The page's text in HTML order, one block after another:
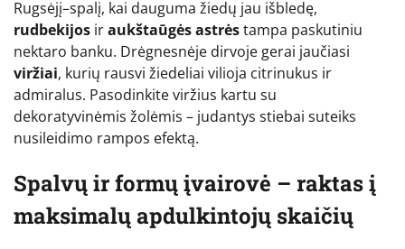
Rugsėjį–spalį, kai dauguma žiedų jau išbledę,
rudbekijos iraukštaūgės astrėstampa paskutiniu
nektaro banku. Drėgnesnėje dirvoje gerai jaučiasi
viržiai, kurių rausvi žiedeliai vilioja citrinukus ir
admiralus. Pasodinkite viržius kartu su
dekoratyvinėmis žolėmis – judantys stiebai suteiks
nusileidimo rampos efektą.
Spalvų ir formų įvairovė – raktas į
maksimalų apdulkintojų skaičių